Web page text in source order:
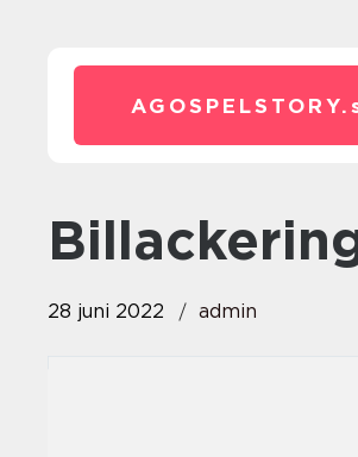
AGOSPELSTORY.
28 juni 2022 admin